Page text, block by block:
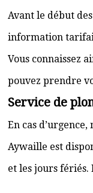
Avant le début
information
Vous connaissez
pouvez prendre
Service de
En cas
Aywaille est
et les jours